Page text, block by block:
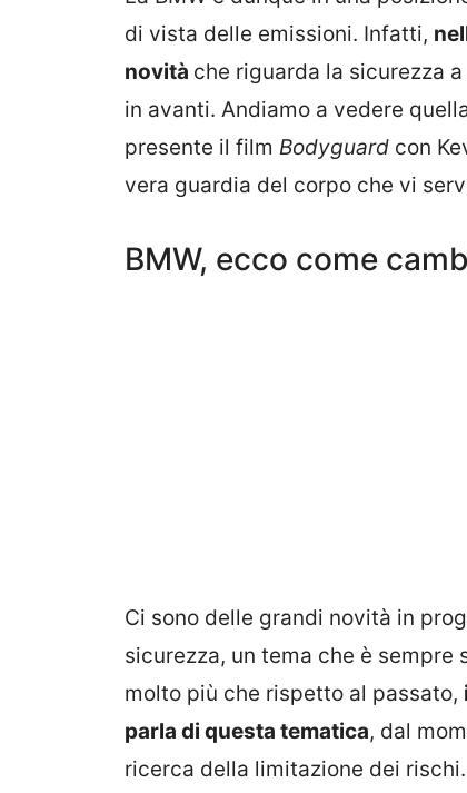
di vista delle emissioni. Infatti,
novità che riguarda la sicurezza
in avanti. Andiamo a vedere
presente il film Bodyguard con
vera guardia del corpo che vi
BMW, ecco come
Ci sono delle grandi novità in
sicurezza, un tema che è sempre
molto più che rispetto al passato,
parla di questa tematica, dal
ricerca della limitazione dei